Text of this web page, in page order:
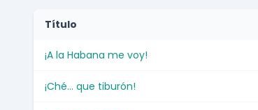
Título
¡A la Habana me voy!
¡Ché... que tiburón!